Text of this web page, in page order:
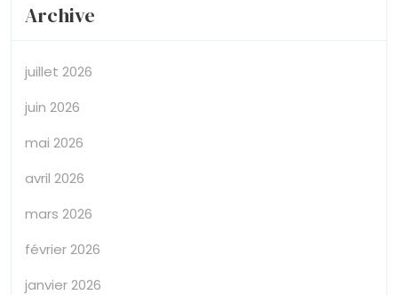
Archive
juillet 2026
juin 2026
mai 2026
avril 2026
mars 2026
février 2026
janvier 2026